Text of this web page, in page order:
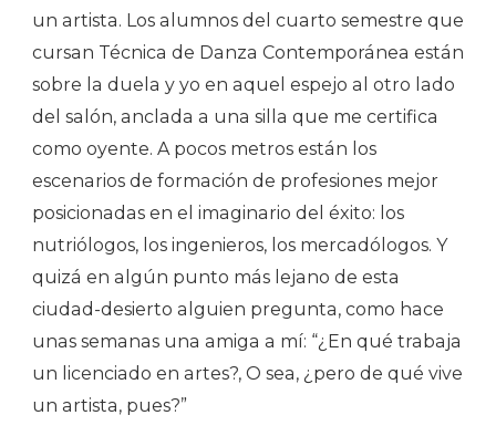
un artista. Los alumnos del cuarto semestre que
cursan Técnica de Danza Contemporánea están
sobre la duela y yo en aquel espejo al otro lado
del salón, anclada a una silla que me certifica
como oyente. A pocos metros están los
escenarios de formación de profesiones mejor
posicionadas en el imaginario del éxito: los
nutriólogos, los ingenieros, los mercadólogos. Y
quizá en algún punto más lejano de esta
ciudad-desierto alguien pregunta, como hace
unas semanas una amiga a mí: “¿En qué trabaja
un licenciado en artes?, O sea, ¿pero de qué vive
un artista, pues?”